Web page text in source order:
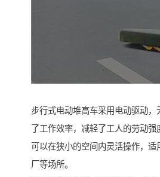
步行式电动堆高车采用电动驱动，
了工作效率，减轻了工人的劳动强
可以在狭小的空间内灵活操作，适
厂等场所。